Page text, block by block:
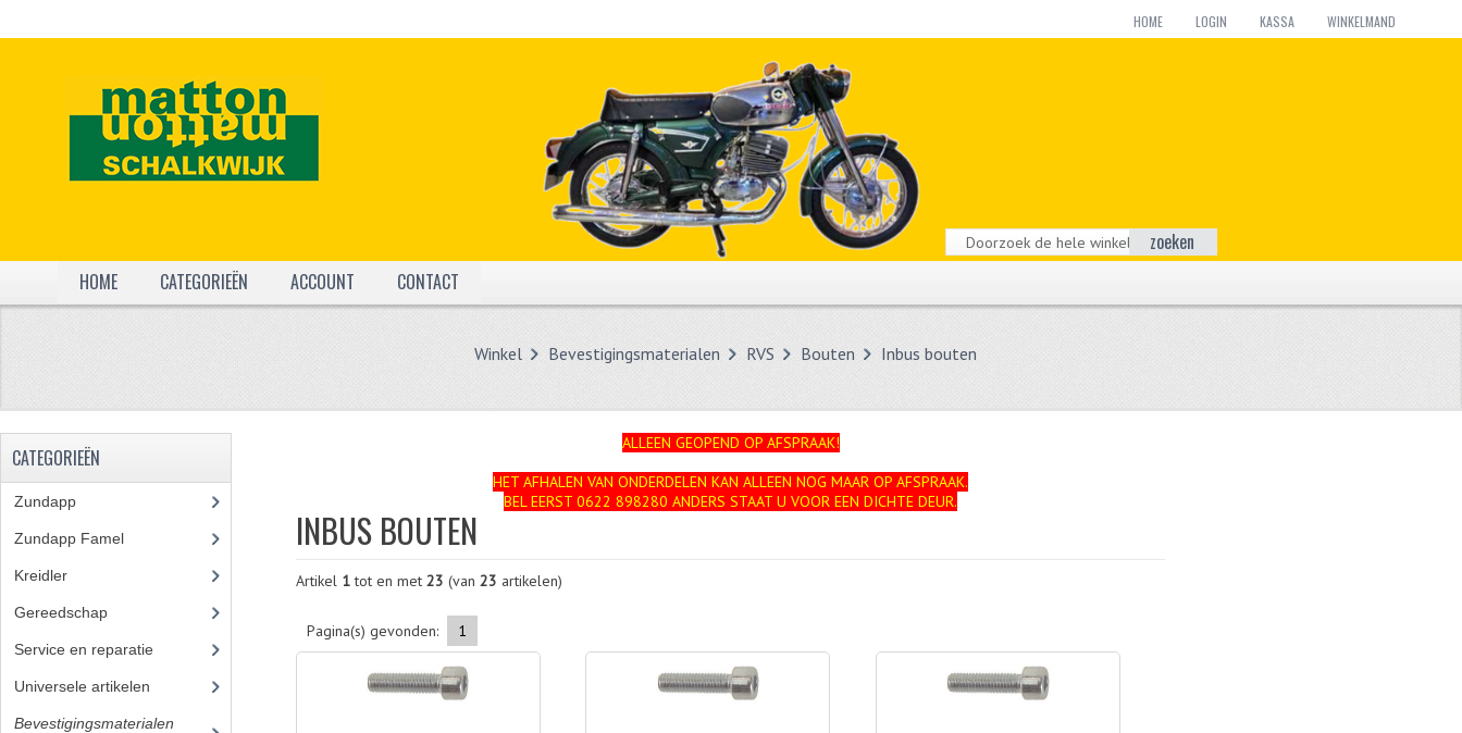
HOME LOGIN KASSA WINKELMAND
zoeken
HOME
CATEGORIEËN ACCOUNT CONTACT
Winkel Bevestigingsmaterialen RVS Bouten Inbus bouten
ALLEEN GEOPEND OP AFSPRAAK!
HET AFHALEN VAN ONDERDELEN KAN ALLEEN NOG MAAR OP AFSPRAAK.
BEL EERST 0622 898280 ANDERS STAAT U VOOR EEN DICHTE DEUR.
INBUS BOUTEN
Artikel 1tot en met 23 (van 23 artikelen)
Pagina(s) gevonden: 1
CATEGORIEËN
Zundapp
Zundapp Famel
Kreidler
Gereedschap
Service en reparatie
Universele artikelen
Bevestigingsmaterialen